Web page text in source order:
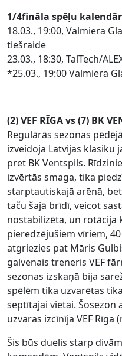
1/4fināla spēļu
18.03., 19:00, Valmiera
tiešraide
23.03., 18:30, TalTech/
*25.03., 19:00 Valmiera
(2) VEF RĪGA vs (7) BK
Regulārās sezonas
izveidoja Latvijas klasiku
pret BK Ventspils.
izvērtās smaga, tika
starptautiskajā arēnā,
taču šajā brīdī, veicot
nostabilizēta, un rotācija
pieredzējušiem vīriem,
atgriezies pat Māris
galvenais treneris VEF
sezonas izskaņā bija
spēlēm tika uzvarētas
septītajai vietai. Šosezon
uzvaras izcīnīja VEF Rīga
Šis būs duelis starp